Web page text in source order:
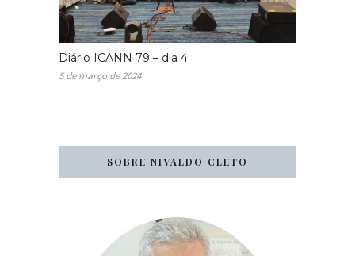
Diário ICANN 79 – dia 4
5 de março de 2024
SOBRE NIVALDO CLETO